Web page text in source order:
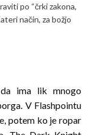
po “črki zakona,
način, za božjo
ima lik mnogo
V Flashpointu
potem ko je ropar